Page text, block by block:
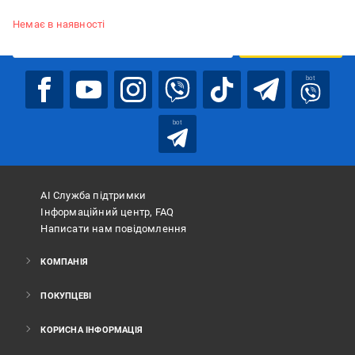
Немає в наявності
bot
bot
АІ Служба підтримки
Інформаційний центр, FAQ
Написати нам повідомлення
КОМПАНІЯ
ПОКУПЦЕВІ
КОРИСНА ІНФОРМАЦІЯ